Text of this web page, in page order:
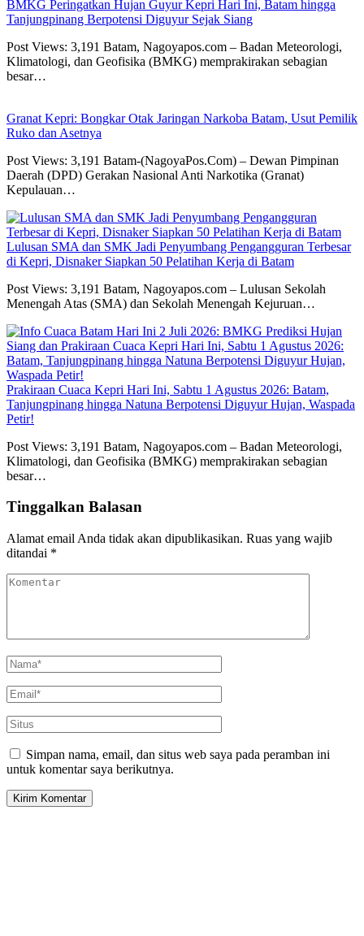
BMKG Peringatkan Hujan Guyur Kepri Hari Ini, Batam hingga
Tanjungpinang Berpotensi Diguyur Sejak Siang
Post Views: 3,191 Batam, Nagoyapos.com – Badan Meteorologi,
Klimatologi, dan Geofisika (BMKG) memprakirakan sebagian
besar…
Granat Kepri: Bongkar Otak Jaringan Narkoba Batam, Usut Pemilik
Ruko dan Asetnya
Post Views: 3,191 Batam-(NagoyaPos.Com) – Dewan Pimpinan
Daerah (DPD) Gerakan Nasional Anti Narkotika (Granat)
Kepulauan…
Lulusan SMA dan SMK Jadi Penyumbang Pengangguran Terbesar
di Kepri, Disnaker Siapkan 50 Pelatihan Kerja di Batam
Post Views: 3,191 Batam, Nagoyapos.com – Lulusan Sekolah
Menengah Atas (SMA) dan Sekolah Menengah Kejuruan…
Prakiraan Cuaca Kepri Hari Ini, Sabtu 1 Agustus 2026: Batam,
Tanjungpinang hingga Natuna Berpotensi Diguyur Hujan, Waspada
Petir!
Post Views: 3,191 Batam, Nagoyapos.com – Badan Meteorologi,
Klimatologi, dan Geofisika (BMKG) memprakirakan sebagian
besar…
Tinggalkan Balasan
Alamat email Anda tidak akan dipublikasikan. Ruas yang wajib
ditandai *
Simpan nama, email, dan situs web saya pada peramban ini
untuk komentar saya berikutnya.